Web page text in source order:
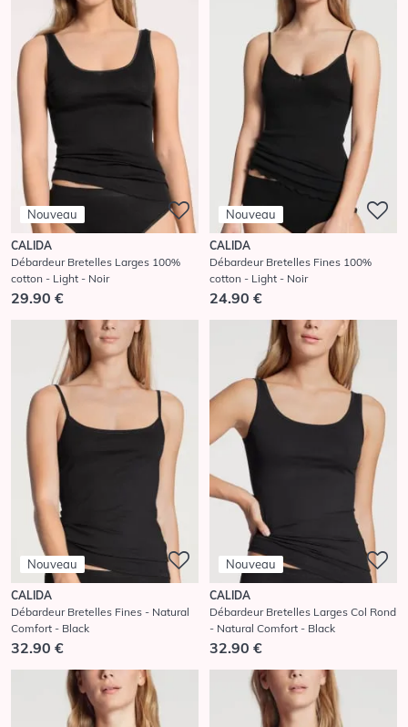
Nouveau
CALIDA
Débardeur Bretelles Larges 100%
cotton - Light - Noir
29.90 €
Nouveau
CALIDA
Débardeur Bretelles Fines 100%
cotton - Light - Noir
24.90 €
Nouveau
CALIDA
Débardeur Bretelles Fines - Natural
Comfort - Black
32.90 €
Nouveau
CALIDA
Débardeur Bretelles Larges Col Rond
- Natural Comfort - Black
32.90 €